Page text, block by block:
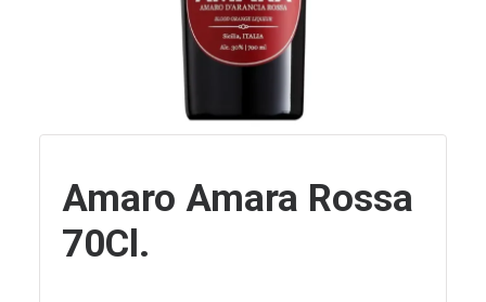
Amaro Amara Rossa
70Cl.